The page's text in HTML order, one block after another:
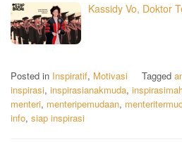
Kassidy Vo, Doktor
Posted in Inspiratif, Motivasi Tagged
inspirasi, inspirasianakmuda,
menteri, menteripemudaan,
info, siap inspirasi